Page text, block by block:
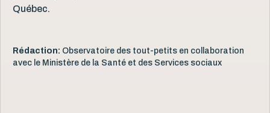
Québec.
Rédaction: Observatoire des tout-petits en collaboration
avec le Ministère de la Santé et des Services sociaux